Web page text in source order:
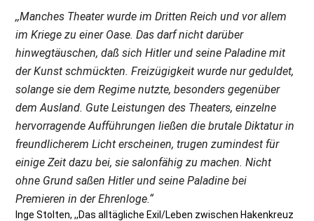
,,Manches Theater wurde im Dritten Reich und vor allem
im Kriege zu einer Oase. Das darf nicht darüber
hinwegtäuschen, daß sich Hitler und seine Paladine mit
der Kunst schmückten. Freizügigkeit wurde nur geduldet,
solange sie dem Regime nutzte, besonders gegenüber
dem Ausland. Gute Leistungen des Theaters, einzelne
hervorragende Aufführungen ließen die brutale Diktatur in
freundlicherem Licht erscheinen, trugen zumindest für
einige Zeit dazu bei, sie salonfähig zu machen. Nicht
ohne Grund saßen Hitler und seine Paladine bei
Premieren in der Ehrenloge.“
Inge Stolten, ,,Das alltägliche Exil/Leben zwischen Hakenkreuz